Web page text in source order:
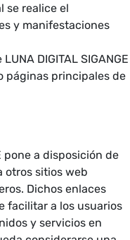
se realice el
y manifestaciones
DIGITAL SIGANGE
páginas principales de
pone a disposición de
otros sitios web
Dichos enlaces
facilitar a los usuarios
y servicios en